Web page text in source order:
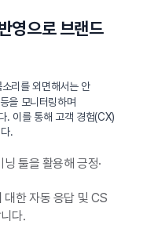
영으로 브랜드
리를 외면해서는 안
을 모니터링하며
. 이를 통해 고객 경험(CX)
.
툴을 활용해 긍정·
한 자동 응답 및 CS
다.